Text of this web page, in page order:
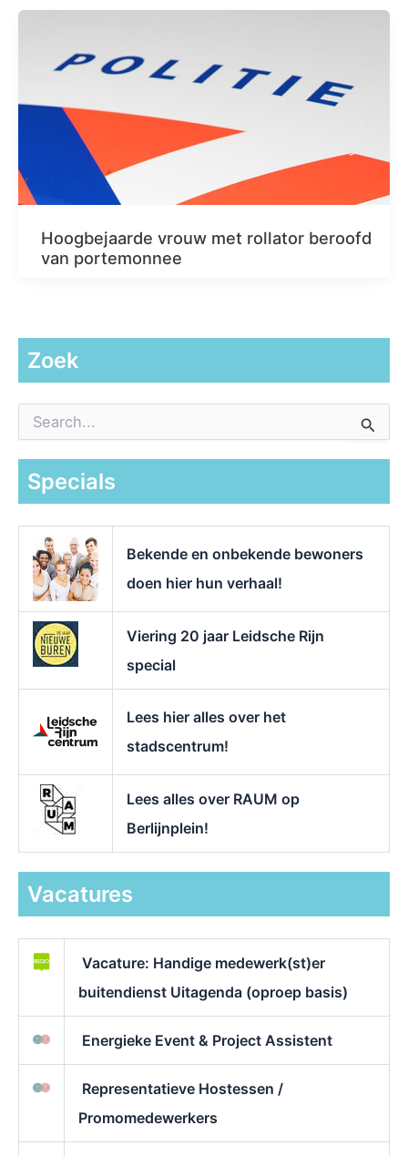
Hoogbejaarde vrouw met rollator beroofd
van portemonnee
Zoek
a
Specials
Bekende en onbekende bewoners
doen hier hun verhaal!
Viering 20 jaar Leidsche Rijn
special
Lees hier alles over het
stadscentrum!
Lees alles over RAUM op
Berlijnplein!
Vacatures
Vacature: Handige medewerk(st)er
buitendienst Uitagenda (oproep basis)
Energieke Event & Project Assistent
Representatieve Hostessen /
Promomedewerkers